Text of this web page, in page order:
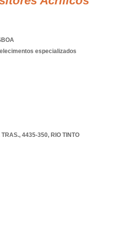
especializados
TRAS., 4435-350, RIO TINTO